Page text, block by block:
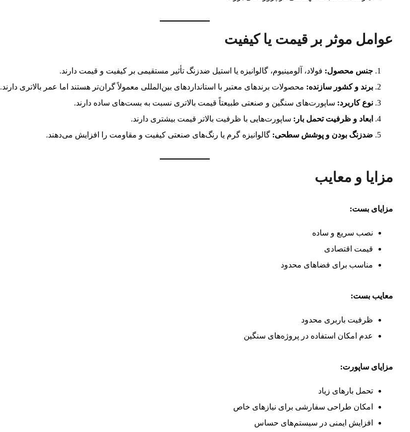
عوامل موثر بر قیمت یا کیفیت
جنس محصول: فولاد، آلومینیوم، گالوانیزه یا استیل ضدزنگ تأثیر مستقیمی بر کیفیت و قیمت دارند.
برند و کشور سازنده: محصولات برندهای معتبر با استانداردهای بین‌المللی معمولاً گران‌تر هستند اما عمر بالاتری دارند.
نوع کاربرد: ساپورت‌های سنگین و صنعتی طبیعتاً قیمت بالاتری نسبت به بست‌های ساده دارند.
ابعاد و ظرفیت تحمل بار: ساپورت‌هایی با ظرفیت بالاتر قیمت بیشتری دارند.
ضدزنگ بودن و پوشش سطحی: گالوانیزه گرم یا رنگ‌های صنعتی کیفیت و مقاومت را افزایش می‌دهند.
مزایا و معایب
مزایای بست:
نصب سریع و ساده
قیمت اقتصادی
مناسب برای فضاهای محدود
معایب بست:
ظرفیت باربری محدود
عدم امکان استفاده در پروژه‌های سنگین
مزایای ساپورت:
تحمل بارهای زیاد
امکان طراحی سفارشی برای نیازهای خاص
افزایش ایمنی در سیستم‌های حساس